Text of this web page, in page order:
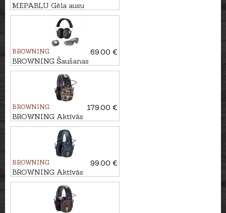
MEPABLU Gēla ausu
spilventiņi SOFT GEL
BROWNING
69.00 €
BROWNING Šaušanas
piederumu komplekts
BROWNING
179.00 €
BROWNING Aktīvās
aizsargaustiņas PROTECTOR
BROWNING
99.00 €
BROWNING Aktīvās
aizsargaustiņas PROTECTOR